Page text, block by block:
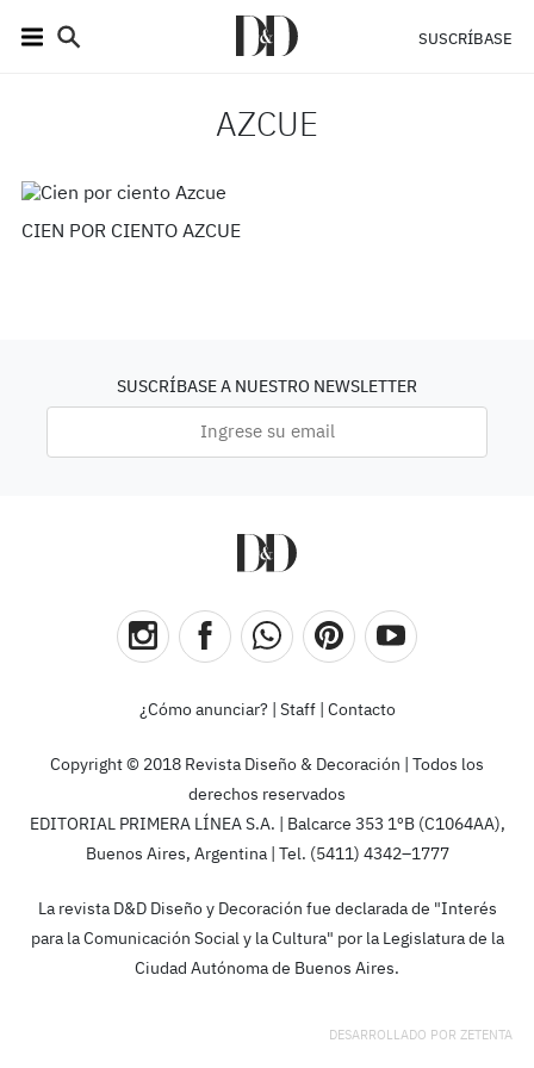
SUSCRÍBASE
AZCUE
CIEN POR CIENTO AZCUE
SUSCRÍBASE A NUESTRO NEWSLETTER
¿Cómo anunciar? Staff| Contacto
Copyright © 2018 Revista Diseño & Decoración | Todos los
derechos reservados
EDITORIAL PRIMERA LÍNEA S.A. | Balcarce 353 1ºB (C1064AA),
Buenos Aires, Argentina | Tel. (5411) 4342–1777
La revista D&D Diseño y Decoración fue declarada de "Interés
para la Comunicación Social y la Cultura" por la Legislatura de la
Ciudad Autónoma de Buenos Aires.
DESARROLLADO PORZETENTA